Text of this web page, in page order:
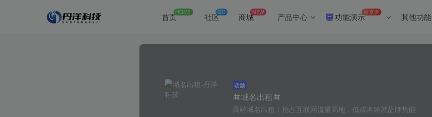
首页HOME 社区GO 商城NEW 产品中心 功能演示知享派 其他功能
话题
域名出租
高端域名出租｜抢占互联网流量高地，低成本铸就品牌势能